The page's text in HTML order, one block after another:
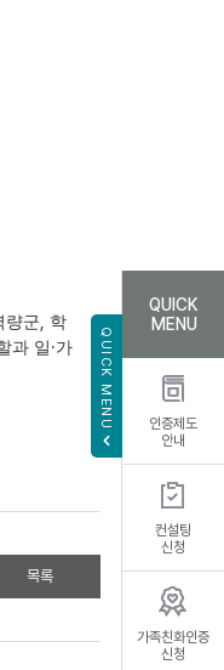
량군
학
과 일·가
목록
QUICK MENU
QUICK
MENU
인증제도
안내
컨설팅
신청
가족친화인증
신청